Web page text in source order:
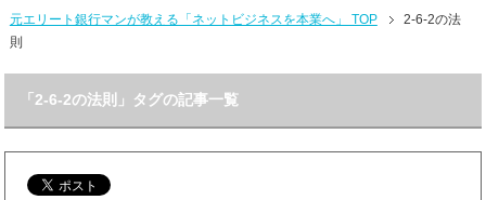
元エリート銀行マンが教える「ネットビジネスを本業へ」 TOP
2-6-2の法
則
「2-6-2の法則」タグの記事一覧